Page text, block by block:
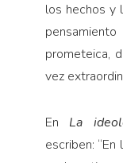
los hechos y
prometeica,
vez
En La
escriben: